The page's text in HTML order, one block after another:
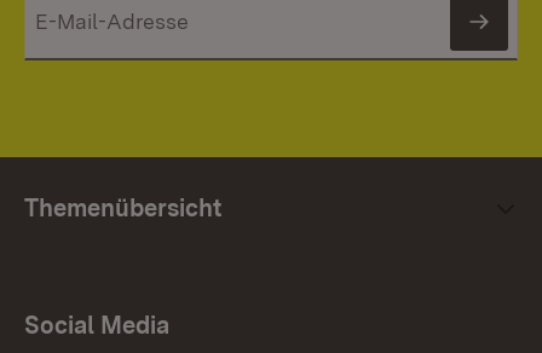
Themenübersicht
Social Media